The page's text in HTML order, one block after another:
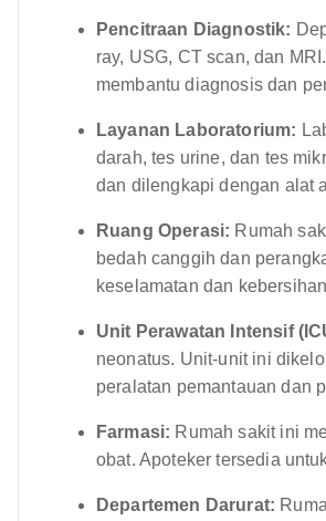
Pencitraan Diagnostik:
ray, USG, CT scan, dan
membantu diagnosis dan
Layanan Laboratorium:
darah, tes urine, dan tes
dan dilengkapi dengan alat
Ruang Operasi: Rumah
bedah canggih dan
keselamatan dan
Unit Perawatan Intensif
neonatus. Unit-unit ini
peralatan pemantauan dan
Farmasi: Rumah sakit ini
obat. Apoteker tersedia
Departemen Darurat: